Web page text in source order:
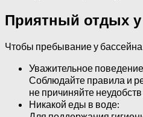
Приятный отдых у
Чтобы пребывание у
Уважительное
Соблюдайте правила и
не причиняйте
Никакой еды в воде: